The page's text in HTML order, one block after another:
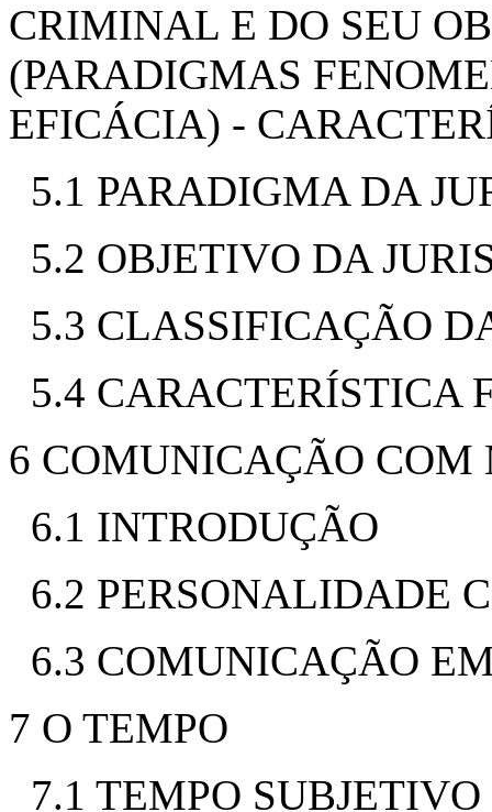
CRIMINAL E DO SEU
(PARADIGMAS
EFICÁCIA) -
5.1 PARADIGMA DA
5.2 OBJETIVO DA
5.3 CLASSIFICAÇÃO
5.4 CARACTERÍSTICA
6 COMUNICAÇÃO COM
6.1 INTRODUÇÃO
6.2 PERSONALIDADE
6.3 COMUNICAÇÃO
7 O TEMPO
7.1 TEMPO SUBJETIVO